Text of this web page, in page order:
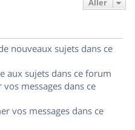
Aller
nouveaux sujets dans ce
aux sujets dans ce forum
messages dans ce
vos messages dans ce